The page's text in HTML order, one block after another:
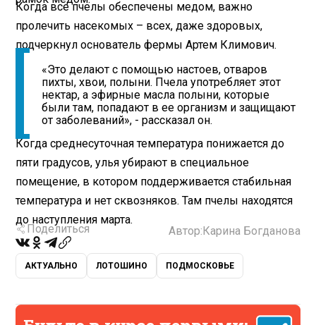
Когда все пчелы обеспечены медом, важно
пролечить насекомых – всех, даже здоровых,
подчеркнул основатель фермы Артем Климович.
«Это делают с помощью настоев, отваров
пихты, хвои, полыни. Пчела употребляет этот
нектар, а эфирные масла полыни, которые
были там, попадают в ее организм и защищают
от заболеваний», - рассказал он.
Когда среднесуточная температура понижается до
пяти градусов, улья убирают в специальное
помещение, в котором поддерживается стабильная
температура и нет сквозняков. Там пчелы находятся
до наступления марта.
Поделиться Автор: Карина Богданова
АКТУАЛЬНО ЛОТОШИНО ПОДМОСКОВЬЕ